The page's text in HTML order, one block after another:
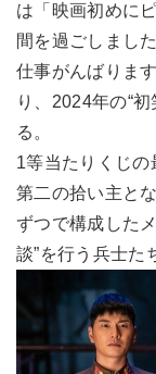
は「映画初めに
間を過ごしまし
仕事がんばりま
り、2024年の“
る。
1等当たりくじの
第二の拾い主と
ずつで構成した
談”を行う兵士た